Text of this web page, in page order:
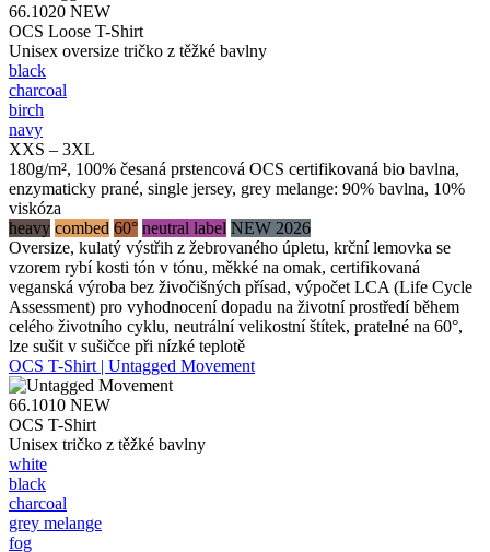
66.1020 NEW
OCS Loose T-Shirt
Unisex oversize tričko z těžké bavlny
black
charcoal
birch
navy
XXS – 3XL
180g/m², 100% česaná prstencová OCS certifikovaná bio bavlna,
enzymaticky prané, single jersey, grey melange: 90% bavlna, 10%
viskóza
heavy combed 60° neutral label NEW 2026
Oversize, kulatý výstřih z žebrovaného úpletu, krční lemovka se
vzorem rybí kosti tón v tónu, měkké na omak, certifikovaná
veganská výroba bez živočišných přísad, výpočet LCA (Life Cycle
Assessment) pro vyhodnocení dopadu na životní prostředí během
celého životního cyklu, neutrální velikostní štítek, pratelné na 60°,
lze sušit v sušičce při nízké teplotě
OCS T-Shirt | Untagged Movement
66.1010 NEW
OCS T-Shirt
Unisex tričko z těžké bavlny
white
black
charcoal
grey melange
fog